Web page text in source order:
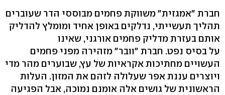
חברת "אמגזית" משווקת פחמים מבוססי הדר שעוברים
תהליך תעשייתי, נדלקים באופן אחיד ומומלץ להדליק
אותם בעזרת מדליק פחמים אורגני, שאינו
על בסיס נפט. חברת "וובר" מזהירה מפני פחמים
העשויים מחתיכות אקראיות של עץ, שבוערים מהר מדי
ויוצרים עננת אפר שעלולה לזהם את המזון. העלות
הראשונית של גושים אלה אומנם נמוכה, אבל הפגיעה